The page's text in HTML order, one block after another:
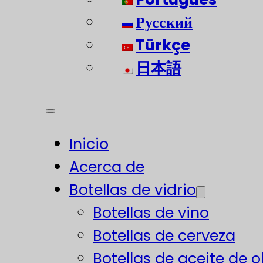
Русский
Türkçe
日本語
Inicio
Acerca de
Botellas de vidrio
Botellas de vino
Botellas de cerveza
Botellas de aceite de